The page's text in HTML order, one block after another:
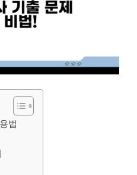
법